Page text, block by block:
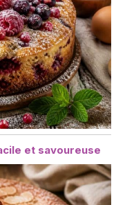
et savoureuse